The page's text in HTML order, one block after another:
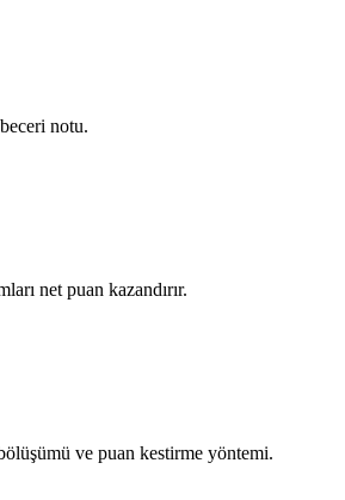
notu.
net puan kazandırır.
ve puan kestirme yöntemi.